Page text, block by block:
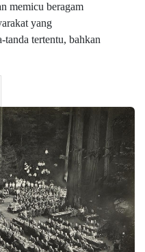
memicu beragam
yang
tanda tertentu, bahkan